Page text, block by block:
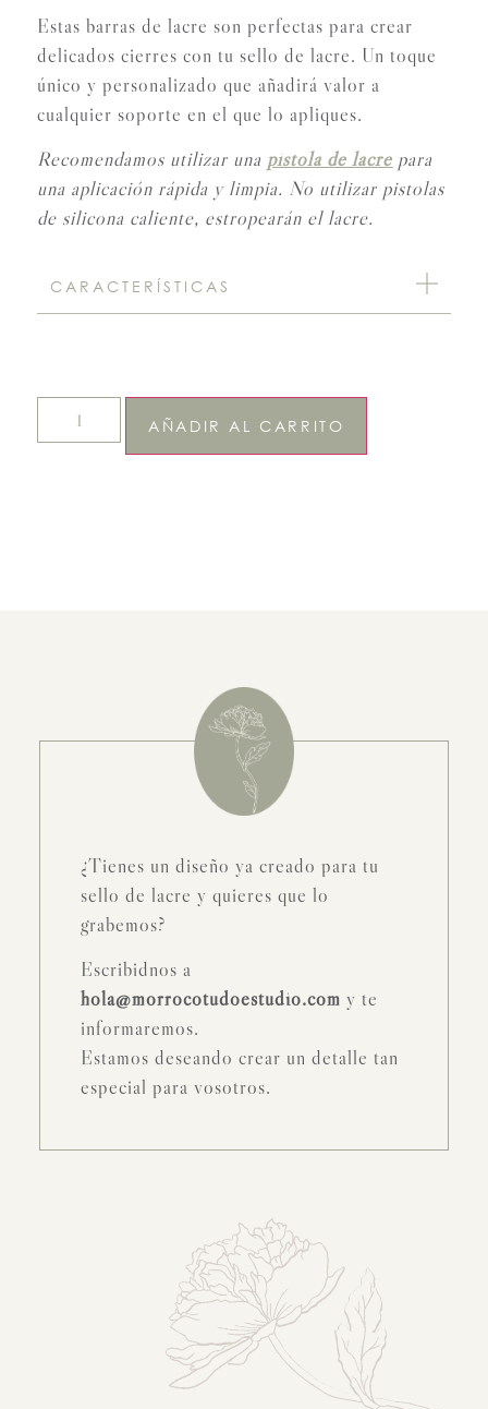
Estas barras de lacre son perfectas para crear
delicados cierres con tu sello de lacre. Un toque
único y personalizado que añadirá valor a
cualquier soporte en el que lo apliques.
Recomendamos utilizar una pistola de lacre para
una aplicación rápida y limpia. No utilizar pistolas
de silicona caliente, estropearán el lacre.
CARACTERÍSTICAS
AÑADIR AL CARRITO
¿Tienes un diseño ya creado para tu
sello de lacre y quieres que lo
grabemos?
Escribidnos a
hola@morrocotudoestudio.com y te
informaremos.
Estamos deseando crear un detalle tan
especial para vosotros.